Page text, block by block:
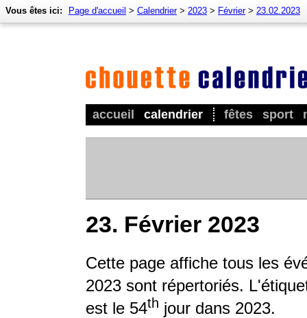
accueil calendrier fêtes sport
Vous êtes ici: Page d'accueil > Calendrier> 2023 > Février> 23.02.2023
23. Février 2023
Cette page affiche tous les
2023 sont répertoriés.
est le 54th jour dans 2023.